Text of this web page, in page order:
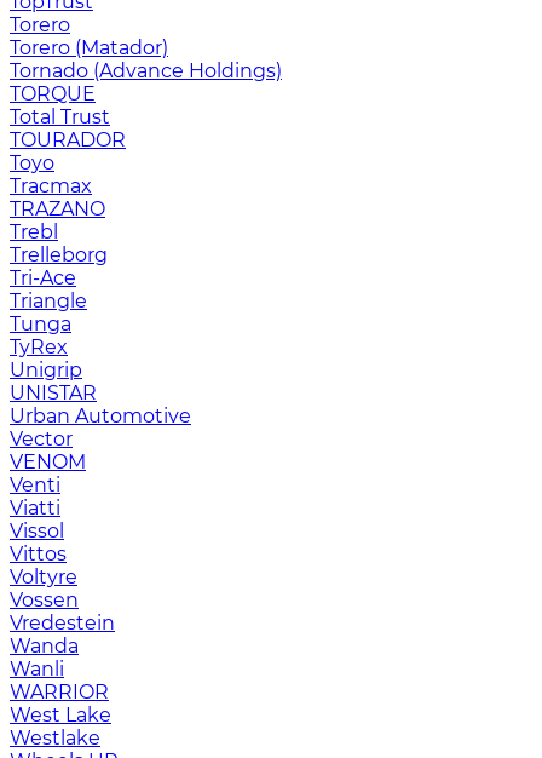
Torero
Torero (Matador)
Tornado (Advance Holdings)
TORQUE
Total Trust
TOURADOR
Toyo
Tracmax
TRAZANO
Trebl
Trelleborg
Tri-Ace
Triangle
Tunga
TyRex
Unigrip
UNISTAR
Urban Automotive
Vector
VENOM
Venti
Viatti
Vissol
Vittos
Voltyre
Vossen
Vredestein
Wanda
Wanli
WARRIOR
West Lake
Westlake